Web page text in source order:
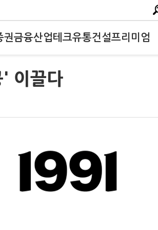
권금융산업테크유통건설프리미엄
이끌다